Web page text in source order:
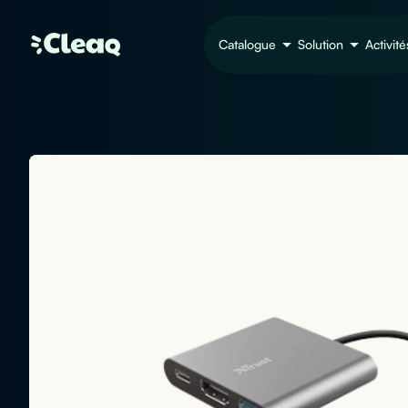
Catalogue Solution